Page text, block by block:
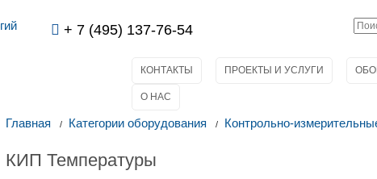
+ 7 (495) 137-76-54
КОНТАКТЫ ПРОЕКТЫ И УСЛУГИ
О НАС
Главная Категории оборудования Контрольно-
КИП Температуры